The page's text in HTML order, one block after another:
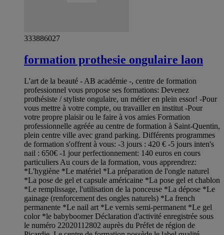
333886027
formation prothesie ongulaire laon
L'art de la beauté - AB académie -, centre de formation
professionnel vous propose ses formations: Devenez
prothésiste / styliste ongulaire, un métier en plein essor! -Pour
vous mettre à votre compte, ou travailler en institut -Pour
votre propre plaisir ou le faire à vos amies Formation
professionnelle agréée au centre de formation à Saint-Quentin,
plein centre ville avec grand parking. Différents programmes
de formation s'offrent à vous: -3 jours : 420 € -5 jours inten's
nail : 650€ -1 jour perfectionnement: 140 euros en cours
particuliers Au cours de la formation, vous apprendrez:
*L'hygiène *Le matériel *La préparation de l'ongle naturel
*La pose de gel et capsule américaine *La pose gel et chablon
*Le remplissage, l'utilisation de la ponceuse *La dépose *Le
gainage (renforcement des ongles naturels) *La french
permanente *Le nail art *Le vernis semi-permanent *Le gel
color *le babyboomer Déclaration d'activité enregistrée sous
le numéro 22020112802 auprès du Préfet de région de